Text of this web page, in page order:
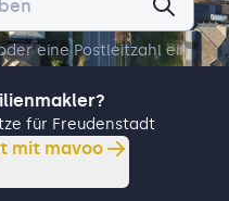
eine Postleitzahl ein.
für Freudenstadt
mit mavoo